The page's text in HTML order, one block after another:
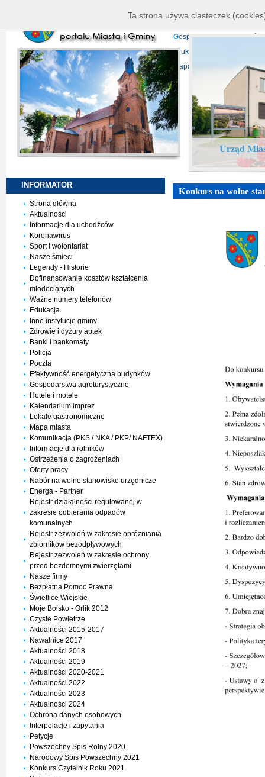
P
rojekty europejskie
Gospodarka
D ruki do pobrania
Mapa serwisu
Urząd
INFORMATOR
Strona główna
Aktualności
Informacje dla uchodźców
Koronawirus
Sport i wolontariat
Nasze śmieci
Legendy - Historie
Dofinansowanie kosztów kształcenia
młodocianych
Ważne numery telefonów
Edukacja
Inne instytucje gminy
Zdrowie i dyżury aptek
Banki i bankomaty
Policja
Poczta
Efektywność energetyczna budynków
Gospodarstwa agroturystyczne
Hotele i motele
Kalendarium imprez
Lokale gastronomiczne
Mapa miasta
Komunikacja (PKS / NKA / PKP/ NAFTEX)
Informacje dla rolników
Ostrzeżenia o zagrożeniach
Oferty pracy
Nabór na wolne stanowisko urzędnicze
Energa - Partner
Rejestr działalności regulowanej w
zakresie odbierania odpadów
komunalnych
Rejestr zezwoleń w zakresie opróżniania
zbiorników bezodpływowych
Rejestr zezwoleń w zakresie ochrony
przed bezdomnymi zwierzętami
Nasze firmy
Bezpłatna Pomoc Prawna
Świetlice Wiejskie
Moje Boisko - Orlik 2012
Czyste Powietrze
Aktualności 2015-2017
Nawałnice 2017
Aktualności 2018
Aktualności 2019
Aktualności 2020-2021
Aktualności 2022
Aktualności 2023
Aktualności 2024
Ochrona danych osobowych
Interpelacje i zapytania
Petycje
Powszechny Spis Rolny 2020
Narodowy Spis Powszechny 2021
Konkurs Czytelnik Roku 2021
Konkurs na wolne
Ta strona używa ciasteczek